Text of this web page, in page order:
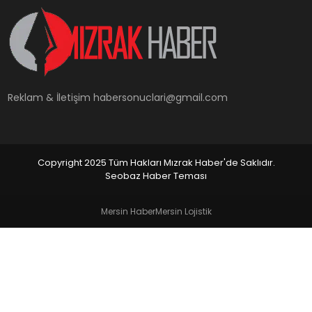
YAŞAM
Reklam & İletişimhabersonuclari@gmail.com
Copyright 2025 Tüm Hakları Mızrak Haber'de Saklıdır.
Seobaz Haber Teması
Mersin HaberMersin Lojistik